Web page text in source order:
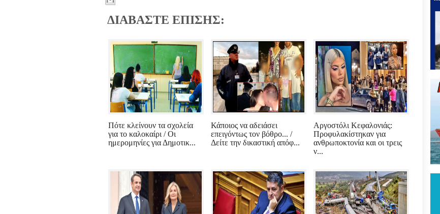
ΔΙΑΒΑΣΤΕ ΕΠΙΣΗΣ:
Πότε κλείνουν τα σχολεία
για το καλοκαίρι / Οι
ημερομηνίες για Δημοτικ...
Κάποιος να αδειάσει
επειγόντως τον βόθρο... /
Δείτε την δικαστική απόφ...
Αργοστόλι Κεφαλονιάς:
Προφυλακίστηκαν για
ανθρωποκτονία και οι τρεις
ν...